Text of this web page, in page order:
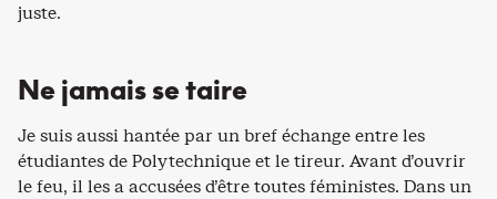
juste.
Ne jamais se taire
Je suis aussi hantée par un bref échange entre les
étudiantes de Polytechnique et le tireur. Avant d’ouvrir
le feu, il les a accusées d’être toutes féministes. Dans un